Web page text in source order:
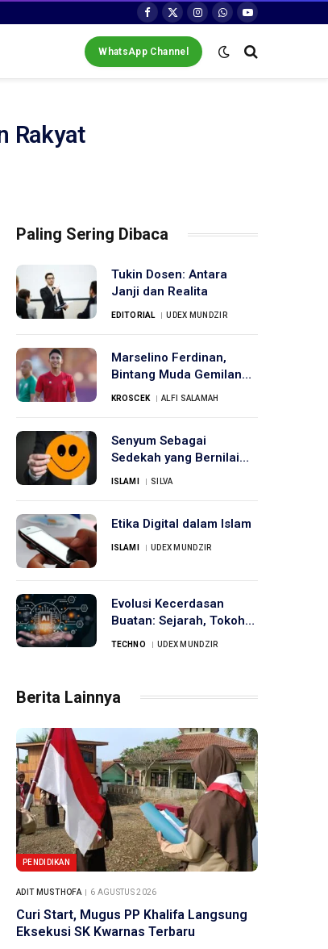
Facebook
X
(Twitter)
Instagram
WhatsApp
YouTube
WhatsApp Channel
Rakyat
Paling Sering Dibaca
Tukin Dosen: Antara
Janji dan Realita
EDITORIAL UDEX MUNDZIR
Marselino Ferdinan,
Bintang Muda Gemilang
di Timnas Indonesia
KROSCEK ALFI SALAMAH
Senyum Sebagai
Sedekah yang Bernilai
Ibadah
ISLAMI SILVA
Etika Digital dalam Islam
ISLAMI UDEX MUNDZIR
Evolusi Kecerdasan
Buatan: Sejarah, Tokoh
Penting, dan Masa
TECHNO UDEX MUNDZIR
Berita Lainnya
PENDIDIKAN
ADIT MUSTHOFA 6 AGUSTUS 2026
Curi Start, Mugus PP Khalifa Langsung
Eksekusi SK Kwarnas Terbaru